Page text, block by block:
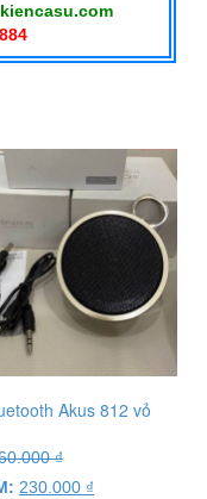
Akus 812 vỏ
₫
230.000 ₫